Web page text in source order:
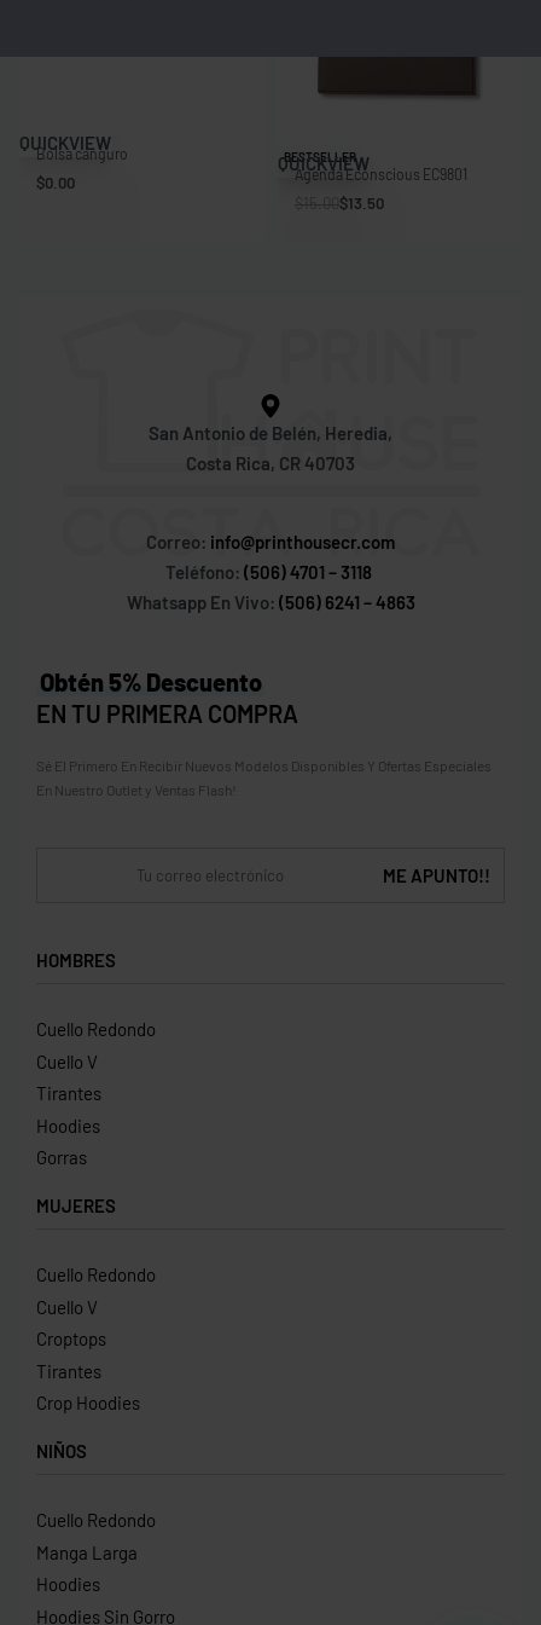
QUICKVIEW
Bolsa canguro
$0.00
Save $1.50
BESTSELLER
QUICKVIEW
Agenda Econscious EC9801
$13.50
San Antonio de Belén, Heredia,
Costa Rica, CR 40703
Correo: info@printhousecr.com
Teléfono: (506) 4701 – 3118
Whatsapp En Vivo: (506) 6241 – 4863
HOMBRES
Cuello Redondo
Cuello V
Tirantes
Hoodies
Gorras
MUJERES
Cuello Redondo
Cuello V
Croptops
Tirantes
Crop Hoodies
NIÑOS
Cuello Redondo
Manga Larga
Hoodies
Hoodies Sin Gorro
Obtén 5% Descuento
EN TU PRIMERA COMPRA
Sé El Primero En Recibir Nuevos Modelos Disponibles Y Ofertas Especiales
En Nuestro Outlet y Ventas Flash!